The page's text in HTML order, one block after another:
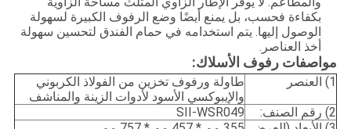
بكفاءة فحسب، بل يمنع أيضًا وضع الرفوف الكبيرة لسهولة
الوصول إليها. يتم استخدامه في حمام الفندق لتحسين سهولة
أخذ العناصر.
مواصفات رفوف الأسلاك:
1) العنصر
طاولة ورفوف تخزين من الفولاذ الكربوني
والإيبوكسي الأسود لأدوات الزينة والمناشف
2) رقم الصنف:
SII-WSR049